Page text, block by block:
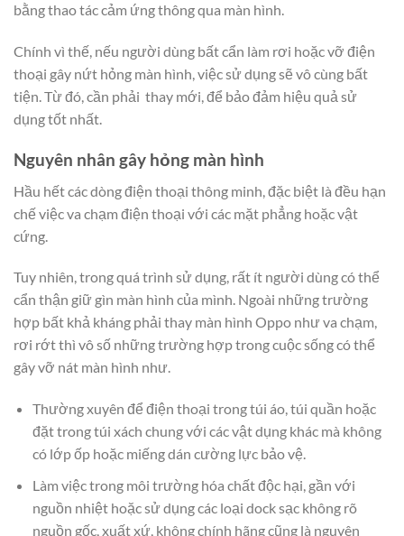
bằng thao tác cảm ứng thông qua màn hình.
Chính vì thế, nếu người dùng bất cẩn làm rơi hoặc vỡ điện
thoại gây nứt hỏng màn hình, việc sử dụng sẽ vô cùng bất
tiện. Từ đó, cần phải thay mới, để bảo đảm hiệu quả sử
dụng tốt nhất.
Nguyên nhân gây hỏng màn hình
Hầu hết các dòng điện thoại thông minh, đặc biệt là đều hạn
chế việc va chạm điện thoại với các mặt phẳng hoặc vật
cứng.
Tuy nhiên, trong quá trình sử dụng, rất ít người dùng có thể
cẩn thận giữ gìn màn hình của mình. Ngoài những trường
hợp bất khả kháng phải thay màn hình Oppo như va chạm,
rơi rớt thì vô số những trường hợp trong cuộc sống có thể
gây vỡ nát màn hình như.
Thường xuyên để điện thoại trong túi áo, túi quần hoặc
đặt trong túi xách chung với các vật dụng khác mà không
có lớp ốp hoặc miếng dán cường lực bảo vệ.
Làm việc trong môi trường hóa chất độc hại, gần với
nguồn nhiệt hoặc sử dụng các loại dock sạc không rõ
nguồn gốc, xuất xứ, không chính hãng cũng là nguyên